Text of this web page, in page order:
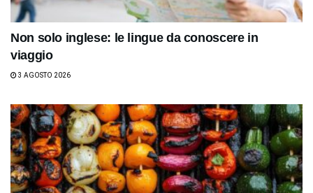
Non solo inglese: le lingue da conoscere in
viaggio
3 AGOSTO 2026